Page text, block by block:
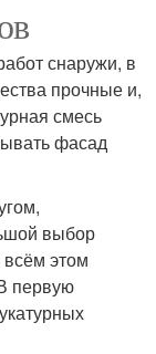
снаружи, в
прочные и,
смесь
фасад
выбор
всём этом
первую